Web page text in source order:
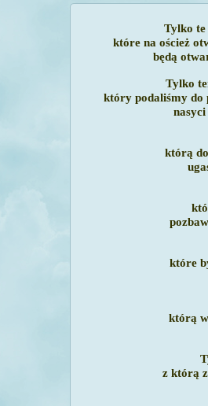
Tylko
które na oścież
będą
Tylko
który podaliśmy do
którą
które
którą
z którą